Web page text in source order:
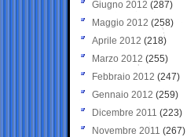
Giugno 2012 (287)
Maggio 2012 (258)
Aprile 2012 (218)
Marzo 2012 (255)
Febbraio 2012 (247)
Gennaio 2012 (259)
Dicembre 2011 (223)
Novembre 2011 (267)